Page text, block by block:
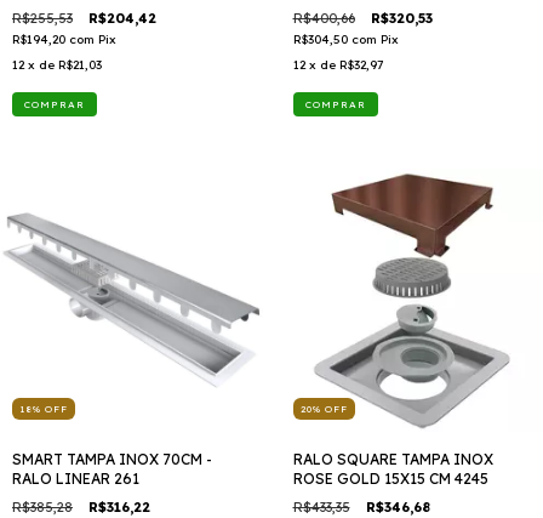
R$255,53 R$204,42
R$194,20 com Pix
12 x de R$21,03
R$400,66 R$320,53
R$304,50 com Pix
12 x de R$32,97
18% OFF
SMART TAMPA INOX 70CM -
RALO LINEAR 261
R$385,28 R$316,22
20% OFF
RALO SQUARE TAMPA INOX
ROSE GOLD 15X15 CM 4245
R$433,35 R$346,68